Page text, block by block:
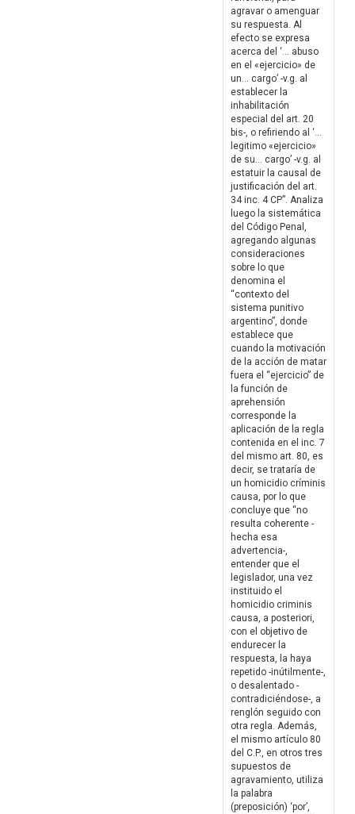
agravar o amenguar
su respuesta. Al
efecto se expresa
acerca del ‘… abuso
en el «ejercicio» de
un… cargo’ -v.g. al
establecer la
inhabilitación
especial del art. 20
bis-, o refiriendo al ‘…
legitimo «ejercicio»
de su… cargo’ -v.g. al
estatuir la causal de
justificación del art.
34 inc. 4 CP”. Analiza
luego la sistemática
del Código Penal,
agregando algunas
consideraciones
sobre lo que
denomina el
“contexto del
sistema punitivo
argentino”, donde
establece que
cuando la motivación
de la acción de matar
fuera el “ejercicio” de
la función de
aprehensión
corresponde la
aplicación de la regla
contenida en el inc. 7
del mismo art. 80, es
decir, se trataría de
un homicidio críminis
causa, por lo que
concluye que “no
resulta coherente -
hecha esa
advertencia-,
entender que el
legislador, una vez
instituido el
homicidio criminis
causa, a posteriori,
con el objetivo de
endurecer la
respuesta, la haya
repetido -inútilmente-,
o desalentado -
contradiciéndose-, a
renglón seguido con
otra regla. Además,
el mismo artículo 80
del C.P., en otros tres
supuestos de
agravamiento, utiliza
la palabra
(preposición) ‘por’,